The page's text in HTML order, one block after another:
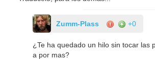
Zumm-Plass +0
¿Te ha quedado un hilo sin tocar las
a por mas?